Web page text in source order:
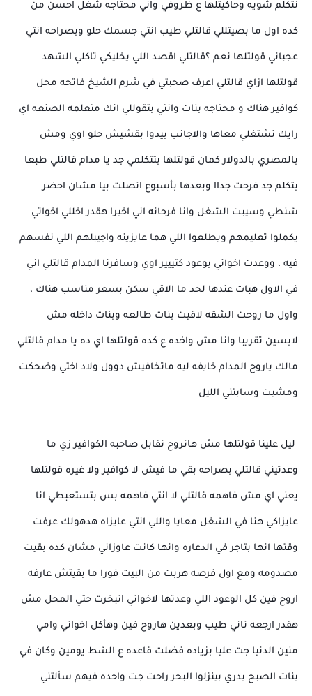
نتكلم شويه وحاكيتلها ع ظروفي واني محتاجه شغل احسن من
كده اول ما بصيتللي قالتلي طيب انتي جسمك حلو وبصراحه انتي
عجباني قولتلها نعم ؟قالتلي اقصد اللي يخليكي تاكلي الشهد
قولتلها ازاي قالتلي اعرف صحبتي في شرم الشيخ فاتحه محل
كوافير هناك و محتاجه بنات وانتي بتقوللي انك متعلمه الصنعه اي
رايك تشتغلي معاها والاجانب بيدوا بقشيش حلو اوي ومش
بالمصري بالدولار كمان قولتلها بتتكلمي جد يا مدام قالتلي طبعا
بتكلم جد فرحت جداا وبعدها بأسبوع اتصلت بيا مشان احضر
شنطي وسيبت الشغل وانا فرحانه اني اخيرا هقدر اخللي اخواتي
يكملوا تعليمهم ويطلعوا اللي هما عايزينه واجيبلهم اللي نفسهم
فيه ، ووعدت اخواتي بوعود كتييير اوي وسافرنا المدام قالتلي اني
في الاول هبات عندها لحد ما الاقي سكن بسعر مناسب هناك ،
واول ما روحت الشقه لاقيت بنات طالعه وبنات داخله مش
لابسين تقريبا وانا مش واخده ع كده قولتلها اي ده يا مدام قالتلي
مالك ياروح المدام خايفه ليه ماتخافيش دوول ولاد اختي وضحكت
ومشيت وسابتني الليل
ليل علينا قولتلها مش هانروح نقابل صاحبه الكوافير زي ما
وعدتيني قالتلي بصراحه بقي ما فيش لا كوافير ولا غيره قولتلها
يعني اي مش فاهمه قالتلي لا انتي فاهمه بس بتستعبطي انا
عايزاكي هنا في الشغل معايا واللي انتي عايزاه هدهولك عرفت
وقتها انها بتاجر في الدعاره وانها كانت عاوزاني مشان كده بقيت
مصدومه ومع اول فرصه هربت من البيت فورا ما بقيتش عارفه
اروح فين كل الوعود اللي وعدتها لاخواتي اتبخرت حتي المحل مش
هقدر ارجعه تاني طيب وبعدين هاروح فين وهأكل اخواتي وامي
منين الدنيا جت عليا بزياده فضلت قاعده ع الشط يومين وكان في
بنات الصبح بدري بينزلوا البحر راحت جت واحده فيهم سألتني